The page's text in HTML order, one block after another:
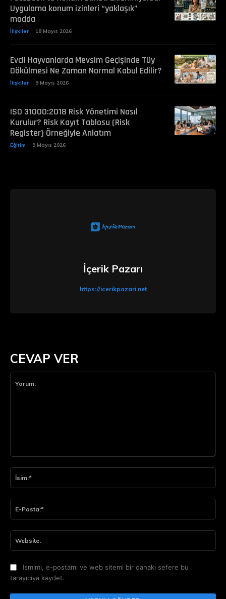
Uygulama konum izinleri “yaklaşık”
modda
İlişkiler 18 Mayıs 2026
Evcil Hayvanlarda Mevsim Geçişinde Tüy
Dökülmesi Ne Zaman Normal Kabul Edilir?
İlişkiler 9 Mayıs 2026
ISO 31000:2018 Risk Yönetimi Nasıl
Kurulur? Risk Kayıt Tablosu (Risk
Register) Örneğiyle Anlatım
Eğitim 9 Mayıs 2026
CEVAP VER
Ismimi, e-postamı ve web sitemi bir dahaki sefere bu
tarayıcıya kaydet.
İçerik Pazarı
https://icerikpazari.net